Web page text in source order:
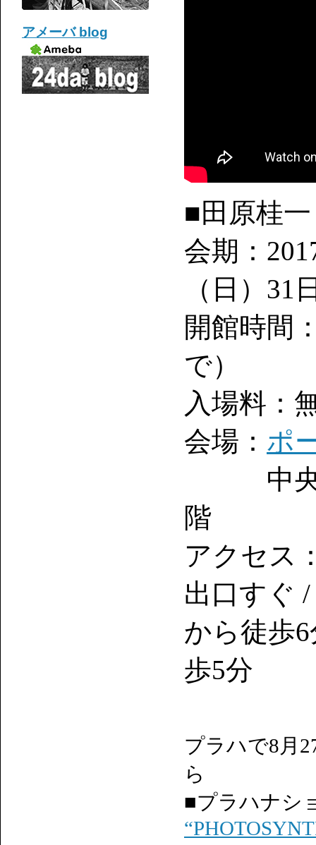
アメーバ blog
■田原桂一
会期：
（日）
開館時間
で）
入場料：
会場： ポ
中央区
階
アクセス
出口すぐ
から徒歩
歩5分
プラハで8月
ら
■プラハナシ